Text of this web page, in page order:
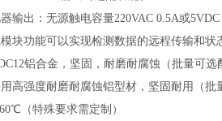
输出：无源触电容量220VAC 0.5A或5VDC
块功能可以实现检测数据的远程传输和
铝合金，坚固，耐磨耐腐蚀（批量可选
高强度耐磨耐腐蚀铝型材，坚固耐用（批
（特殊要求需定制）